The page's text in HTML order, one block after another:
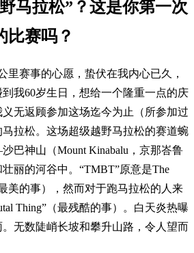
马拉松”？这是你第一次
比赛吗？
里赛事的心愿，蛰伏在我内心已久，
我60岁生日，想给一个隆重一点的庆
无返顾参加这场迄今为止（所参加过
拉松。这场超级越野马拉松的赛道蜿
巴神山（Mount Kinabalu，京那峇鲁
丽的河谷中。“TMBT”原意是The
美的事），然而对于跑马拉松的人来
Thing”（最残酷的事）。白天炎热曝
无数陡峭长坡和攀升山路，令人望而